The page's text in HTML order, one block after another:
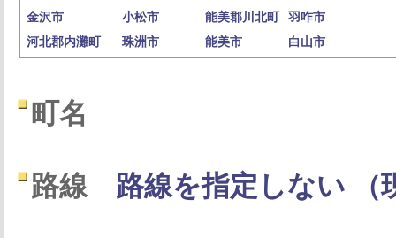
金沢市
小松市 能美郡川北町
羽咋市
河北郡内灘町
珠洲市 能美市 白山市
町名
路線 路線を指定しない （